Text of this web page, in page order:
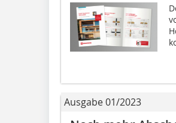
Ausgabe 01/2023